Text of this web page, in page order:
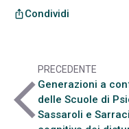
ios_shareCondividi
arrow_back_ios
PRECEDENTE
Generazioni a
delle Scuole di
Sassaroli e